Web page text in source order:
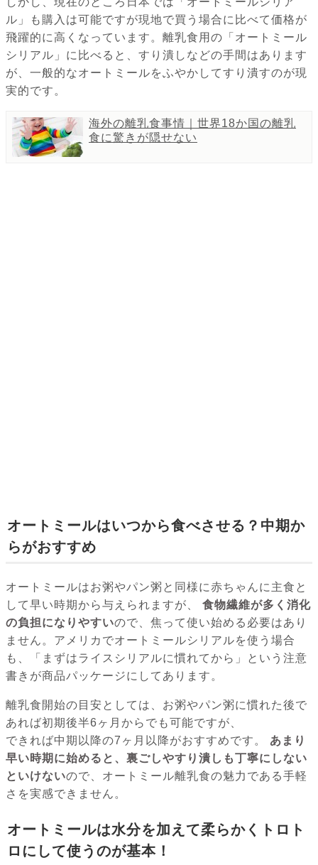
ル」も購入は可能ですが現地で買う場合に比べて価格が
飛躍的に高くなっています。離乳食用の「オートミール
シリアル」に比べると、すり潰しなどの手間はあります
が、一般的なオートミールをふやかしてすり潰すのが現
実的です。
海外の離乳食事情｜世界18か国の離乳
食に驚きが隠せない
オートミールはいつから食べさせる？中期か
らがおすすめ
オートミールはお粥やパン粥と同様に赤ちゃんに主食と
して早い時期から与えられますが、
食物繊維が多く消化
の負担になりやすいので、焦って使い始める必要はあり
ません。アメリカでオートミールシリアルを使う場合
も、「まずはライスシリアルに慣れてから」という注意
書きが商品パッケージにしてあります。
離乳食開始の目安としては、お粥やパン粥に慣れた後で
あれば初期後半6ヶ月からでも可能ですが、
できれば中期以降の7ヶ月以降がおすすめです。
あまり
早い時期に始めると、裏ごしやすり潰しも丁寧にしない
といけないので、オートミール離乳食の魅力である手軽
さを実感できません。
オートミールは水分を加えて柔らかくトロト
ロにして使うのが基本！